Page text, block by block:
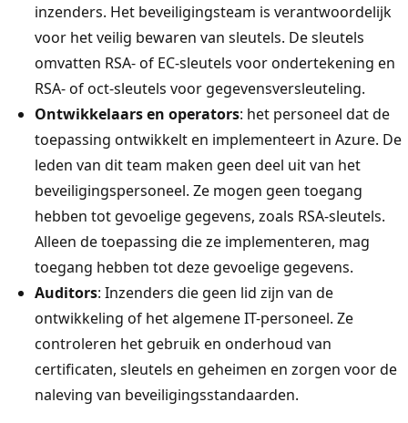
inzenders. Het beveiligingsteam is verantwoordelijk
voor het veilig bewaren van sleutels. De sleutels
omvatten RSA- of EC-sleutels voor ondertekening en
RSA- of oct-sleutels voor gegevensversleuteling.
Ontwikkelaars en operators: het personeel dat de
toepassing ontwikkelt en implementeert in Azure. De
leden van dit team maken geen deel uit van het
beveiligingspersoneel. Ze mogen geen toegang
hebben tot gevoelige gegevens, zoals RSA-sleutels.
Alleen de toepassing die ze implementeren, mag
toegang hebben tot deze gevoelige gegevens.
Auditors: Inzenders die geen lid zijn van de
ontwikkeling of het algemene IT-personeel. Ze
controleren het gebruik en onderhoud van
certificaten, sleutels en geheimen en zorgen voor de
naleving van beveiligingsstandaarden.